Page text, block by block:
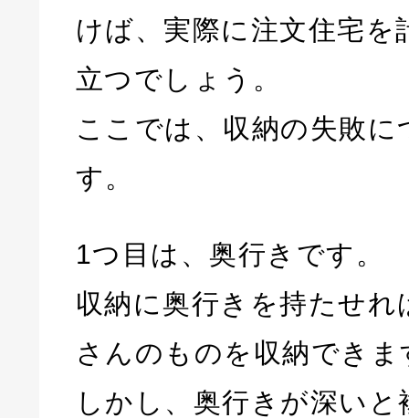
けば、実際に注文住宅を
立つでしょう。
ここでは、収納の失敗
す。
1つ目は、奥行きです。
収納に奥行きを持たせれ
さんのものを収納できま
しかし、奥行きが深い